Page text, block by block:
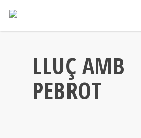
LLUÇ AMB
PEBROT